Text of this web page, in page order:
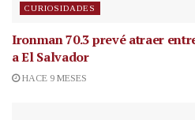
CURIOSIDADES
Ironman 70.3 prevé atraer
a El Salvador
HACE 9 MESES